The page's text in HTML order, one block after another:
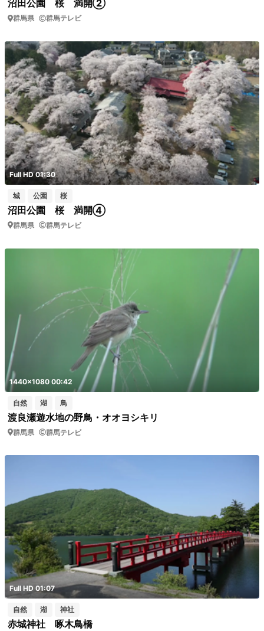
沼田公園 桜 満開②
群馬県 群馬テレビ
Full HD 01:30
城 公園 桜
沼田公園 桜 満開④
群馬県 群馬テレビ
1440x1080 00:42
自然 湖 鳥
渡良瀬遊水地の野鳥・オオヨシキリ
群馬県 群馬テレビ
Full HD 01:07
自然 湖 神社
赤城神社 啄木鳥橋